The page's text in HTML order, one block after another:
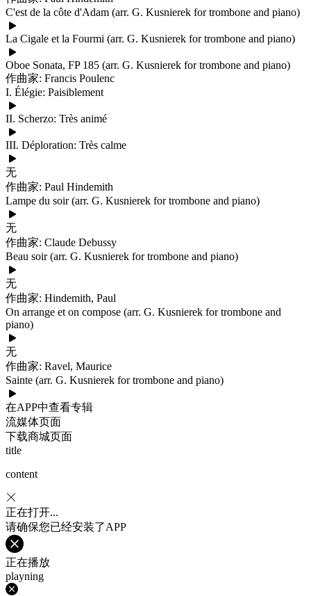
C'est de la côte d'Adam (arr. G. Kusnierek for trombone and piano)
La Cigale et la Fourmi (arr. G. Kusnierek for trombone and piano)
Oboe Sonata, FP 185 (arr. G. Kusnierek for trombone and piano)
作曲家: Francis Poulenc
I. Élégie: Paisiblement
II. Scherzo: Très animé
III. Déploration: Très calme
无
作曲家: Paul Hindemith
Lampe du soir (arr. G. Kusnierek for trombone and piano)
无
作曲家: Claude Debussy
Beau soir (arr. G. Kusnierek for trombone and piano)
无
作曲家: Hindemith, Paul
On arrange et on compose (arr. G. Kusnierek for trombone and
piano)
无
作曲家: Ravel, Maurice
Sainte (arr. G. Kusnierek for trombone and piano)
在APP中查看专辑
流媒体页面
下载商城页面
title
content
正在打开...
请确保您已经安装了APP
正在播放
playning